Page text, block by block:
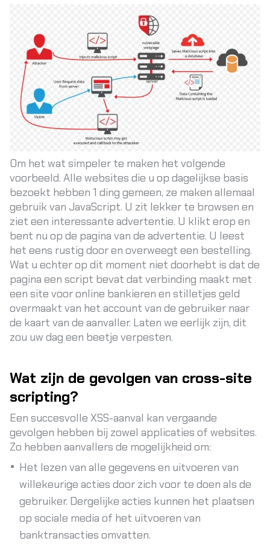
Om het wat simpeler te maken het volgende
voorbeeld. Alle websites die u op dagelijkse basis
bezoekt hebben 1 ding gemeen, ze maken allemaal
gebruik van JavaScript. U zit lekker te browsen en
ziet een interessante advertentie. U klikt erop en
bent nu op de pagina van de advertentie. U leest
het eens rustig door en overweegt een bestelling.
Wat u echter op dit moment niet doorhebt is dat de
pagina een script bevat dat verbinding maakt met
een site voor online bankieren en stilletjes geld
overmaakt van het account van de gebruiker naar
de kaart van de aanvaller. Laten we eerlijk zijn, dit
zou uw dag een beetje verpesten.
Wat zijn de gevolgen van cross-site
scripting?
Een succesvolle XSS-aanval kan vergaande
gevolgen hebben bij zowel applicaties of websites.
Zo hebben aanvallers de mogelijkheid om:
Het lezen van alle gegevens en uitvoeren van
willekeurige acties door zich voor te doen als de
gebruiker. Dergelijke acties kunnen het plaatsen
op sociale media of het uitvoeren van
banktransacties omvatten.